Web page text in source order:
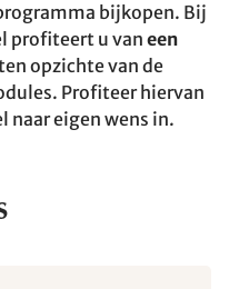
bijkopen. Bij
profiteert u van een
opzichte van de
Profiteer hiervan
naar eigen wens in.